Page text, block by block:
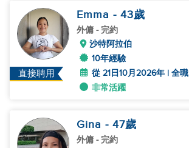
直接聘用
Emma - 43歲
外傭 - 完約
沙特阿拉伯
10年經驗
從 21日10月2026年 | 全職
非常活躍
Gina - 47歲
外傭 - 完約